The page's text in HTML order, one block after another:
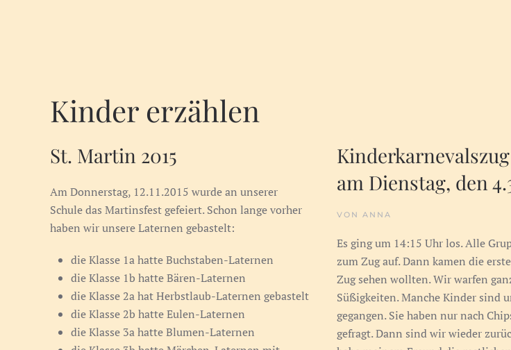
Kinder erzählen
St. Martin 2015
Am Donnerstag, 12.11.2015 wurde an unserer
Schule das Martinsfest gefeiert. Schon lange vorher
haben wir unsere Laternen gebastelt:
die Klasse 1a hatte Buchstaben-Laternen
die Klasse 1b hatte Bären-Laternen
die Klasse 2a hat Herbstlaub-Laternen gebastelt
die Klasse 2b hatte Eulen-Laternen
die Klasse 3a hatte Blumen-Laternen
am Dienstag, den
VON ANNA
Es ging um 14:15 Uhr los. Alle
zum Zug auf. Dann kamen die
Zug sehen wollten. Wir warfen
Süßigkeiten. Manche Kinder sind
gegangen. Sie haben nur nach
gefragt. Dann sind wir wieder